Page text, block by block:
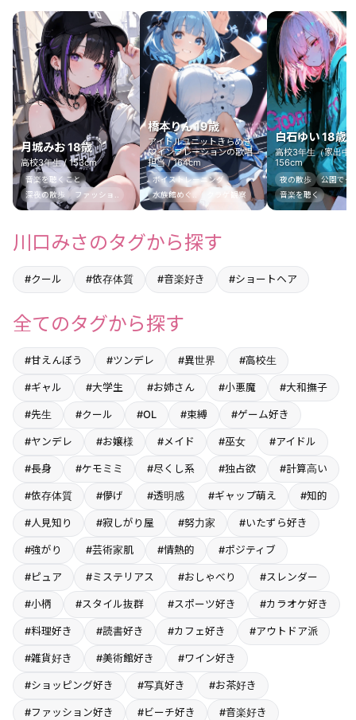
月城みお 18歳
高校3年生 / 153cm
音楽を聴くこと
深夜の散歩
ファッショ..
橋本りん 19歳
アイドルユニットきらめき
♡インフレーションの歌唱
担当 / 164cm
ボイストレーニング
水族館めぐ..
クラゲ観察
白石ゆい 18歳
高校3年生（家出中
156cm
夜の散歩
公園でダ
音楽を聴く
川口みさのタグから探す
#クール #依存体質 #音楽好き #ショートヘア
全てのタグから探す
#甘えんぼう #ツンデレ #異世界 #高校生
#ギャル #大学生 #お姉さん #小悪魔 #大和撫子
#先生 #クール #OL #束縛 #ゲーム好き
#ヤンデレ #お嬢様 #メイド #巫女 #アイドル
#長身 #ケモミミ #尽くし系 #独占欲 #計算高い
#依存体質 #儚げ #透明感 #ギャップ萌え #知的
#人見知り #寂しがり屋 #努力家 #いたずら好き
#強がり #芸術家肌 #情熱的 #ポジティブ
#ピュア #ミステリアス #おしゃべり #スレンダー
#小柄 #スタイル抜群 #スポーツ好き #カラオケ好き
#料理好き #読書好き #カフェ好き #アウトドア派
#雑貨好き #美術館好き #ワイン好き
#ショッピング好き #写真好き #お茶好き
#ファッション好き #ビーチ好き #音楽好き